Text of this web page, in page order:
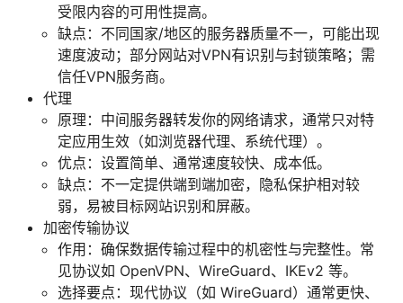
受限内容的可用性提高。
缺点：不同国家/地区的服务器质量不一，可能出现
速度波动；部分网站对VPN有识别与封锁策略；需
信任VPN服务商。
代理
原理：中间服务器转发你的网络请求，通常只对特
定应用生效（如浏览器代理、系统代理）。
优点：设置简单、通常速度较快、成本低。
缺点：不一定提供端到端加密，隐私保护相对较
弱，易被目标网站识别和屏蔽。
加密传输协议
作用：确保数据传输过程中的机密性与完整性。常
见协议如 OpenVPN、WireGuard、IKEv2 等。
选择要点：现代协议（如 WireGuard）通常更快、